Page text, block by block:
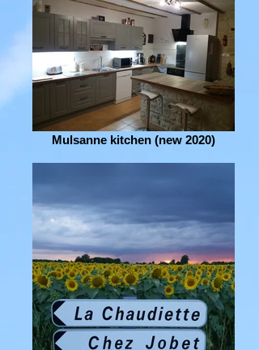
Mulsanne kitchen (new 2020)